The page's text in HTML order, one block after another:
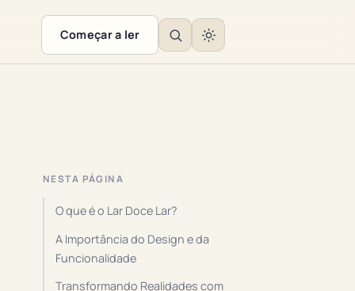
Começar a ler
NESTA PÁGINA
O que é o Lar Doce Lar?
A Importância do Design e da
Funcionalidade
Transformando Realidades com